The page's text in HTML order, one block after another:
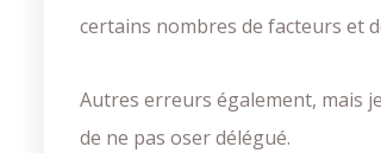
certains nombres de facteurs et
Autres erreurs également, mais
de ne pas oser délégué.